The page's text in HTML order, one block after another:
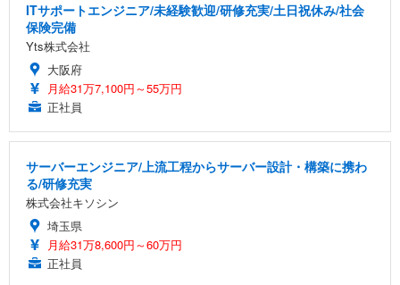
ITサポートエンジニア/未経験歓迎/研修充実/土日祝休み/社会
保険完備
Yts株式会社
大阪府
月給31万7,100円～55万円
正社員
サーバーエンジニア/上流工程からサーバー設計・構築に携わ
る/研修充実
株式会社キソシン
埼玉県
月給31万8,600円～60万円
正社員